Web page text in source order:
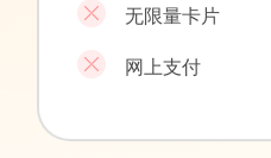
无限量卡片
网上支付